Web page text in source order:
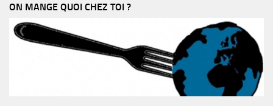
ON MANGE QUOI CHEZ TOI ?